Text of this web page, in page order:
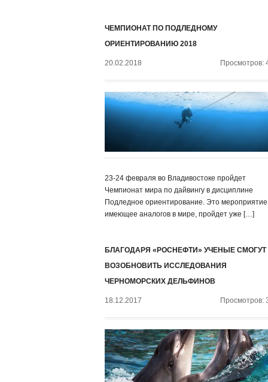
ЧЕМПИОНАТ ПО ПОДЛЕДНОМУ
ОРИЕНТИРОВАНИЮ 2018
20.02.2018 Просмотров:
23-24 февраля во Владивостоке пройдет
Чемпионат мира по дайвингу в дисциплине
Подледное ориентирование. Это
имеющее аналогов в мире, пройдет уже […]
БЛАГОДАРЯ «РОСНЕФТИ» УЧЕНЫЕ СМОГУТ
ВОЗОБНОВИТЬ ИССЛЕДОВАНИЯ
ЧЕРНОМОРСКИХ ДЕЛЬФИНОВ
18.12.2017 Просмотров: